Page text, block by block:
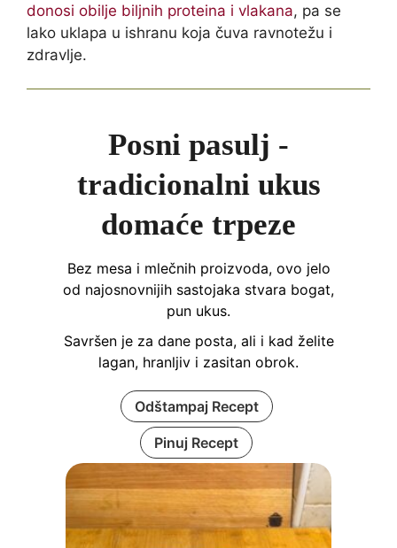
donosi obilje biljnih proteina i vlakana, pa se
lako uklapa u ishranu koja čuva ravnotežu i
zdravlje.
Posni pasulj -
tradicionalni ukus
domaće trpeze
Bez mesa i mlečnih proizvoda, ovo jelo
od najosnovnijih sastojaka stvara bogat,
pun ukus.
Savršen je za dane posta, ali i kad želite
lagan, hranljiv i zasitan obrok.
Odštampaj Recept
Pinuj Recept